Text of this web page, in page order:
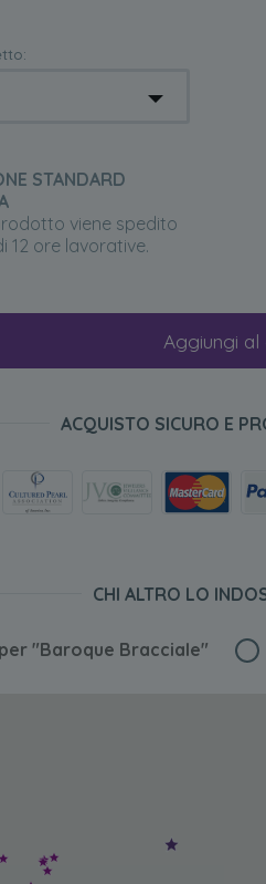
STANDARD
viene spedito
12 ore lavorative.
Aggiungi
ACQUISTO SICURO E
CHI ALTRO LO
"Baroque Bracciale"